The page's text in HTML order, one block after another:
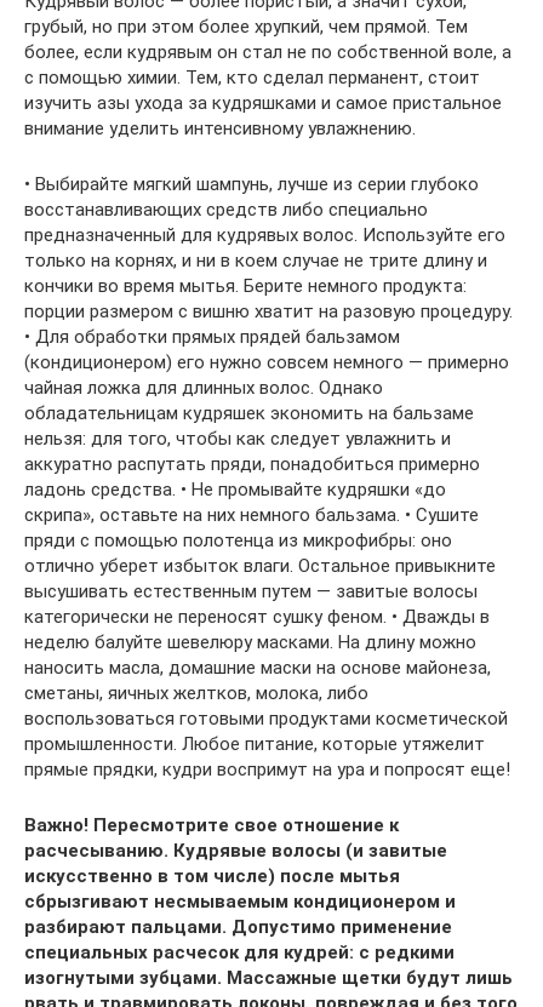
грубый, но при этом более хрупкий, чем прямой. Тем
более, если кудрявым он стал не по собственной воле, а
с помощью химии. Тем, кто сделал перманент, стоит
изучить азы ухода за кудряшками и самое пристальное
внимание уделить интенсивному увлажнению.
• Выбирайте мягкий шампунь, лучше из серии глубоко
восстанавливающих средств либо специально
предназначенный для кудрявых волос. Используйте его
только на корнях, и ни в коем случае не трите длину и
кончики во время мытья. Берите немного продукта:
порции размером с вишню хватит на разовую процедуру.
• Для обработки прямых прядей бальзамом
(кондиционером) его нужно совсем немного — примерно
чайная ложка для длинных волос. Однако
обладательницам кудряшек экономить на бальзаме
нельзя: для того, чтобы как следует увлажнить и
аккуратно распутать пряди, понадобиться примерно
ладонь средства. • Не промывайте кудряшки «до
скрипа», оставьте на них немного бальзама. • Сушите
пряди с помощью полотенца из микрофибры: оно
отлично уберет избыток влаги. Остальное привыкните
высушивать естественным путем — завитые волосы
категорически не переносят сушку феном. • Дважды в
неделю балуйте шевелюру масками. На длину можно
наносить масла, домашние маски на основе майонеза,
сметаны, яичных желтков, молока, либо
воспользоваться готовыми продуктами косметической
промышленности. Любое питание, которые утяжелит
прямые прядки, кудри воспримут на ура и попросят еще!
Важно! Пересмотрите свое отношение к
расчесыванию. Кудрявые волосы (и завитые
искусственно в том числе) после мытья
сбрызгивают несмываемым кондиционером и
разбирают пальцами. Допустимо применение
специальных расчесок для кудрей: с редкими
изогнутыми зубцами. Массажные щетки будут лишь